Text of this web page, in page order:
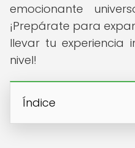
emocionante
¡Prepárate para
llevar tu experiencia
nivel!
Índice